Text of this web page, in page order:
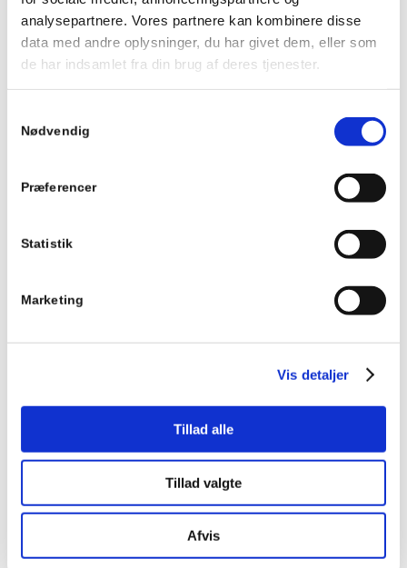
analysepartnere. Vores partnere kan kombinere disse
data med andre oplysninger, du har givet dem, eller som
de har indsamlet fra din brug af deres tjenester.
Nødvendig
Præferencer
Statistik
Marketing
Vis detaljer
Tillad alle
Tillad valgte
Afvis
opvarmning, afkøling og i hydraulik. Kugleventilen fås i
dimensioner fra 1" til 4", holder til tryk op til 40 bar samt
temperatur -15 °C......
Vælg muligheder
Aster ACS nip/nip med aftap og
Kuglehane Aster ACS er produceret i Italien og er en kraftig
kuglehane i messing. Aster ACS kugleventil bruges for
Kuglehanen fås i forskellige dimensioner, holder til et højt tryk
“T”
3-vejs kuglehane Tristar med muf/muf/muf tilslutning er
produceret i Italien og udført i syrefast rustfrit stål. For specifik
anvendelse - se datablad og resistenstabel. Kuglehanen er T-
boret og fås i en dimension fra 1/4" til 2". Derudover holder
Tristar kuglehane til temperaturer fra -20......
3-vejs kuglehane Tristar muf/muf/muf
“L”